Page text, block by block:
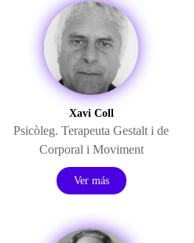
Xavi Coll
Psicòleg. Terapeuta Gestalt i de
Corporal i Moviment
Ver más